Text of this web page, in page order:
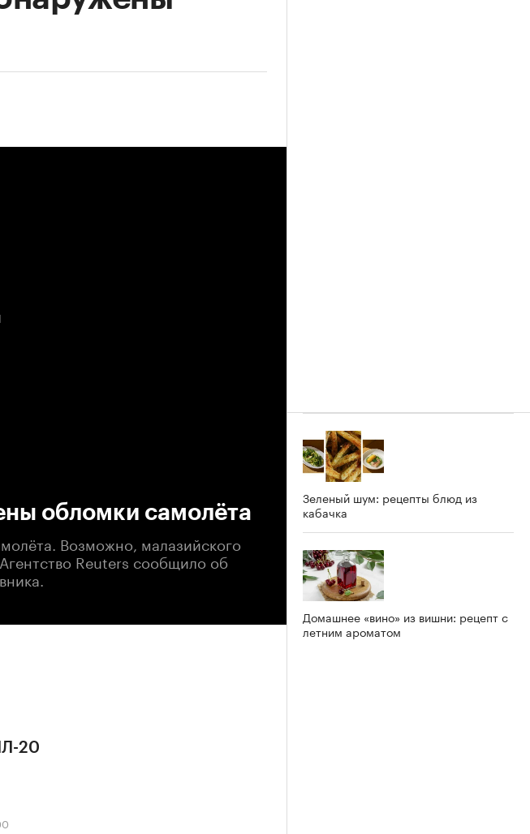
обломки самолёта
Возможно, малазийского
Reuters сообщило об
20
Зеленый шум: рецепты блюд из
кабачка
Домашнее «вино» из вишни: рецепт с
летним ароматом